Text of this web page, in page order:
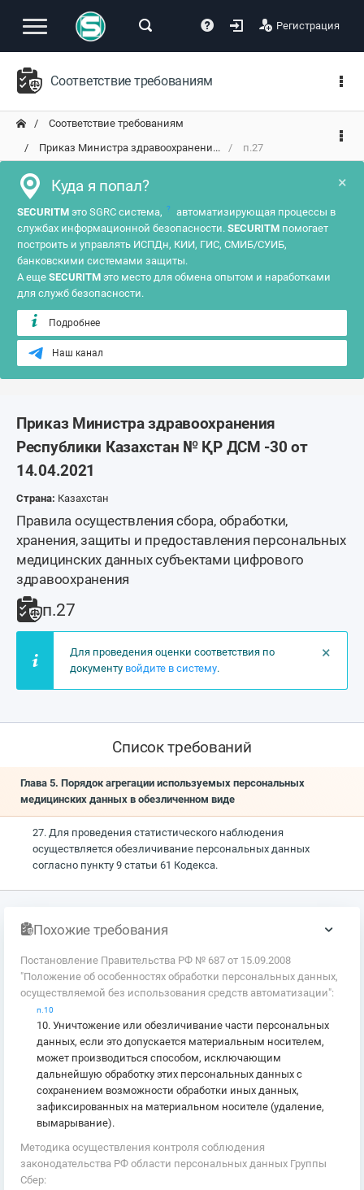
Регистрация
Соответствие требованиям
Соответствие требованиям
Приказ Министра здравоохранени...
п.27
×
Куда я попал?
SECURITM это SGRC система, ?
автоматизирующая процессы в
службах информационной безопасности. SECURITM помогает
построить и управлять ИСПДн, КИИ, ГИС, СМИБ/СУИБ,
банковскими системами защиты.
А еще SECURITM это место для обмена опытом и наработками
для служб безопасности.
Подробнее
Наш канал
Приказ Министра здравоохранения
Республики Казахстан № ҚР ДСМ -30 от
14.04.2021
Страна: Казахстан
Правила осуществления сбора, обработки,
хранения, защиты и предоставления персональных
медицинских данных субъектами цифрового
здравоохранения
п.27
×
Для проведения оценки соответствия по
документу войдите в систему.
Список требований
Глава 5. Порядок агрегации используемых персональных
медицинских данных в обезличенном виде
27. Для проведения статистического наблюдения
осуществляется обезличивание персональных данных
согласно пункту 9 статьи 61 Кодекса.
Похожие требования
Постановление Правительства РФ № 687 от 15.09.2008
"Положение об особенностях обработки персональных данных,
осуществляемой без использования средств автоматизации":
п.10
10. Уничтожение или обезличивание части персональных
данных, если это допускается материальным носителем,
может производиться способом, исключающим
дальнейшую обработку этих персональных данных с
сохранением возможности обработки иных данных,
зафиксированных на материальном носителе (удаление,
вымарывание).
Методика осуществления контроля соблюдения
законодательства РФ области персональных данных Группы
Сбер: